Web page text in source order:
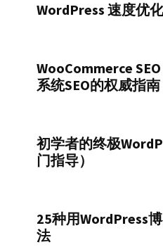
WordPress 速度优
WooCommerce
系统SEO的权威指南
初学者的终极
门指导）
25种用WordPress
法